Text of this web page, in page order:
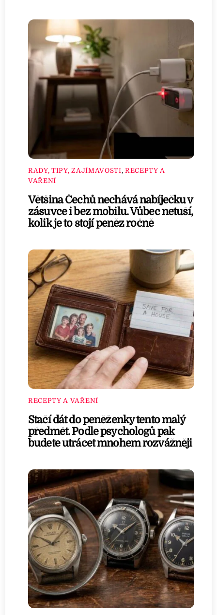
RADY, TIPY, ZAJÍMAVOSTI, RECEPTY A
VAŘENÍ
Většina Čechů nechává nabíječku v
zásuvce i bez mobilu. Vůbec netuší,
kolik je to stojí peněz ročně
RECEPTY A VAŘENÍ
Stačí dát do peněženky tento malý
předmět. Podle psychologů pak
budete utrácet mnohem rozvážněji